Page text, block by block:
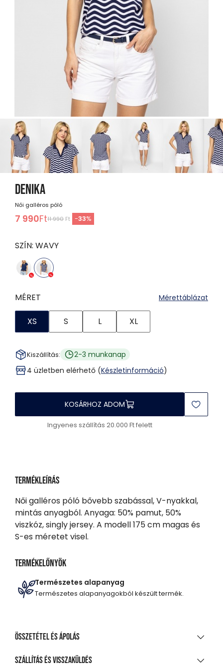
DENIKA
Női galléros póló
7 990Ft11 990 Ft -33%
SZÍN: WAVY
MÉRET Mérettáblázat
XS S L XL
Kiszállítás:
2-3 munkanap
4 üzletben elérhető (Készletinformáció)
KOSÁRHOZ ADOM
Ingyenes szállítás 20.000 Ft felett
Termékleírás
Női galléros póló bővebb szabással, V-nyakkal,
mintás anyagból. Anyaga: 50% pamut, 50%
viszkóz, singly jersey. A modell 175 cm magas és
S-es méretet visel.
Termékelőnyök
Természetes alapanyag
Természetes alapanyagokból készült termék.
Összetétel és ápolás
ANYAGÖSSZETÉTEL
Szállítás és visszaküldés